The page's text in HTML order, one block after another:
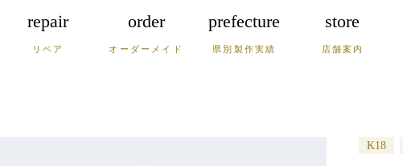
repair
リペア
order
オーダーメイド
prefecture
県別製作実績
store
店舗案内
K18